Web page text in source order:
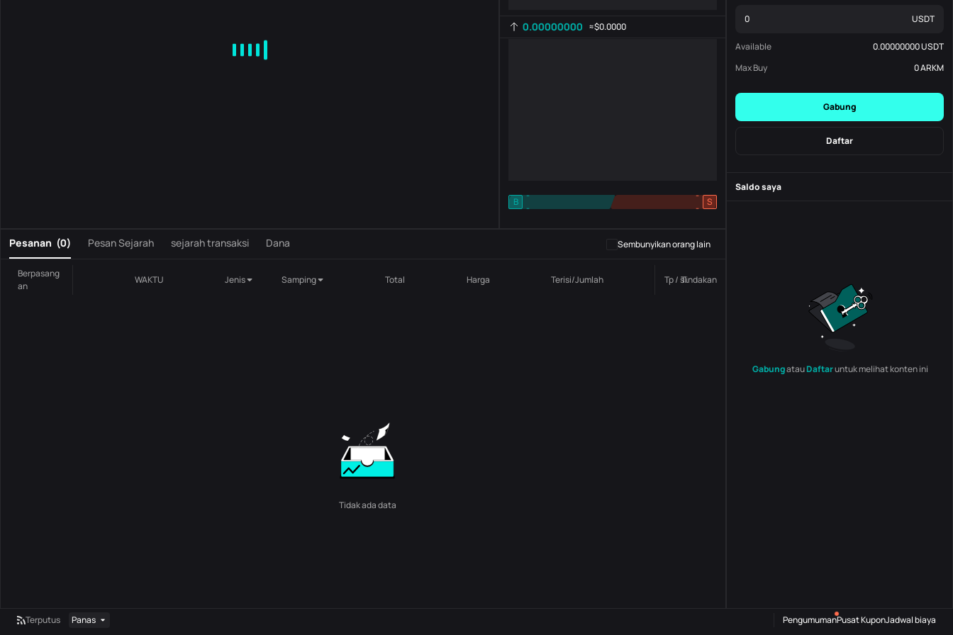
0.00000000 ≈$0.0000
B
-
-
S
-
-
Pesanan (0) Pesan Sejarah sejarah transaksi Dana Sembunyikan orang lain
Berpasang
an
WAKTU Jenis Samping Total Harga Terisi/Jumlah Tp / sl.Tindakan
Tidak ada data
USDT
Available 0.00000000USDT
Max Buy
0ARKM
Gabung
Daftar
Saldo saya
GabungatauDaftaruntuk melihat konten ini
Terputus Panas PengumumanPusat KuponJadwal biaya